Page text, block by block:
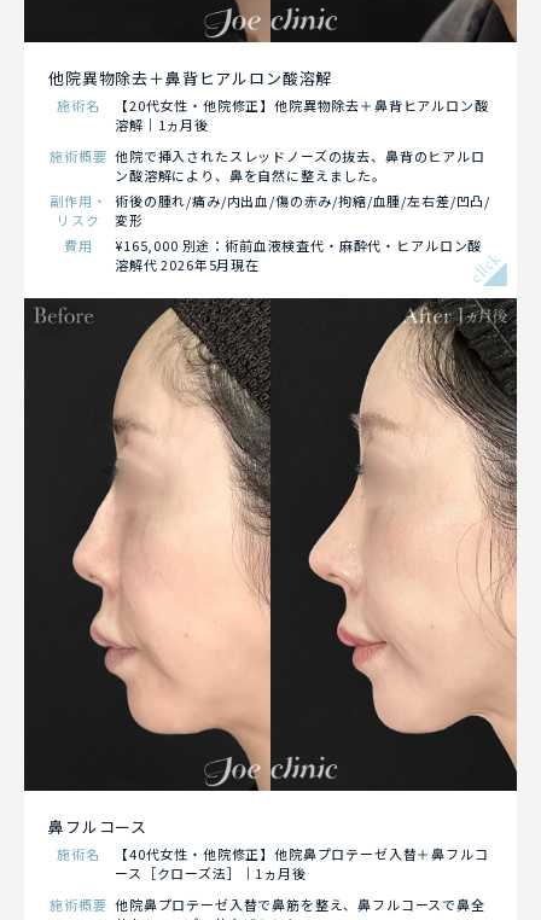
他院異物除去＋鼻背ヒアルロン酸溶解
施術名
【20代女性・他院修正】他院異物除去＋鼻背ヒアルロン酸
溶解｜1ヵ月後
施術概要 他院で挿入されたスレッドノーズの抜去、鼻背のヒアルロ
ン酸溶解により、鼻を自然に整えました。
副作用・
リスク
術後の腫れ/痛み/内出血/傷の赤み/拘縮/血腫/左右差/凹凸/
変形
費用
¥165,000 別途：術前血液検査代・麻酔代・ヒアルロン酸
溶解代 2026年5月現在
click
鼻フルコース
施術名
【40代女性・他院修正】他院鼻プロテーゼ入替＋鼻フルコ
ース［クローズ法］｜1ヵ月後
施術概要 他院鼻プロテーゼ入替で鼻筋を整え、鼻フルコースで鼻全